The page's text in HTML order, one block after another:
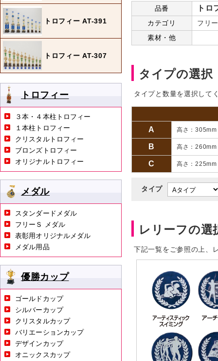
品番 ト
カテゴリ
フリ
素材・他
タイプの選択
タイプと数量を選択して
A 高さ：
B 高さ：
C 高さ：
タイプ
レリーフの選
下記一覧をご参照の上、
トロフィー AT-391
トロフィー AT-307
トロフィー
３本・４本柱トロフィー
１本柱トロフィー
クリスタルトロフィー
ブロンズトロフィー
オリジナルトロフィー
メダル
スタンダードメダル
フリーＳ メダル
表彰用オリジナルメダル
メダル用品
優勝カップ
ゴールドカップ
シルバーカップ
クリスタルカップ
バリエーションカップ
デザインカップ
オニックスカップ